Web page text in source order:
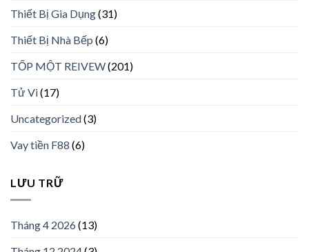
Thiết Bị Gia Dụng(31)
Thiết Bị Nhà Bếp (6)
TỐP MỘT REIVEW(201)
Tử Vi(17)
Uncategorized(3)
Vay tiền F88 (6)
LƯU TRỮ
Tháng 4 2026(13)